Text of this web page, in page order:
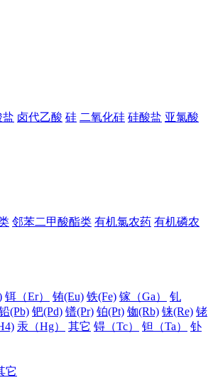
盐 卤代乙酸 硅 二氧化硅 硅酸盐 亚氯酸
邻苯二甲酸酯类 有机氯农药 有机磷农
铒（Er） 铕(Eu) 铁(Fe) 镓（Ga）
钆
(Pb) 钯(Pd) 镨(Pr) 铂(Pt) 铷(Rb) 铼(Re) 铑
汞（Hg） 其它 锝（Tc） 钽（Ta）
钋
它